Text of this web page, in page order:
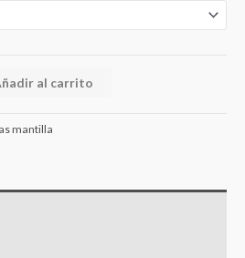
al carrito
mantilla